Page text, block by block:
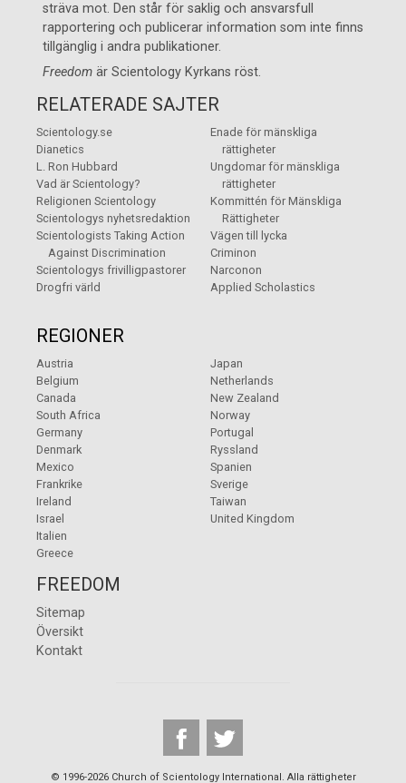
sträva mot. Den står för saklig och ansvarsfull
rapportering och publicerar information som inte finns
tillgänglig i andra publikationer.
Freedom ärScientology Kyrkans röst.
RELATERADE SAJTER
Scientology.se
Dianetics
L. Ron Hubbard
Vad är Scientology?
Religionen Scientology
Scientologys nyhetsredaktion
Scientologists Taking Action
Against Discrimination
Scientologys frivilligpastorer
Drogfri värld
Enade för mänskliga
rättigheter
Ungdomar för mänskliga
rättigheter
Kommittén för Mänskliga
Rättigheter
Vägen till lycka
Criminon
Narconon
Applied Scholastics
REGIONER
Austria
Belgium
Canada
South Africa
Germany
Denmark
Mexico
Frankrike
Ireland
Israel
Italien
Greece
Japan
Netherlands
New Zealand
Norway
Portugal
Ryssland
Spanien
Sverige
Taiwan
United Kingdom
FREEDOM
Sitemap
Översikt
Kontakt
© 1996-2026 Church of Scientology International. Alla rättigheter